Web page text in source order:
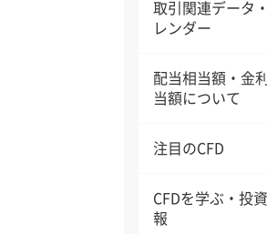
取引関連データ
レンダー
配当相当額・金
当額について
注目のCFD
CFDを学ぶ・投
報